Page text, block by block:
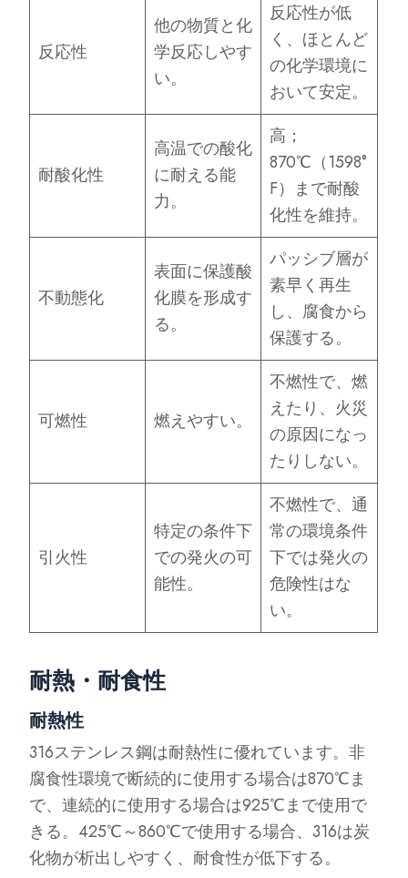
反応性
他の物質と化
学反応しやす
い。
反応性が低
く、ほとんど
の化学環境に
おいて安定。
耐酸化性
高温での酸化
に耐える能
力。
高；
870℃（1598°
F）まで耐酸
化性を維持。
不動態化
表面に保護酸
化膜を形成す
る。
パッシブ層が
素早く再生
し、腐食から
保護する。
可燃性 燃えやすい。
不燃性で、燃
えたり、火災
の原因になっ
たりしない。
引火性
特定の条件下
での発火の可
能性。
不燃性で、通
常の環境条件
下では発火の
危険性はな
い。
耐熱・耐食性
耐熱性
316ステンレス鋼は耐熱性に優れています。非
腐食性環境で断続的に使用する場合は870℃ま
で、連続的に使用する場合は925℃まで使用で
きる。425℃～860℃で使用する場合、316は炭
化物が析出しやすく、耐食性が低下する。